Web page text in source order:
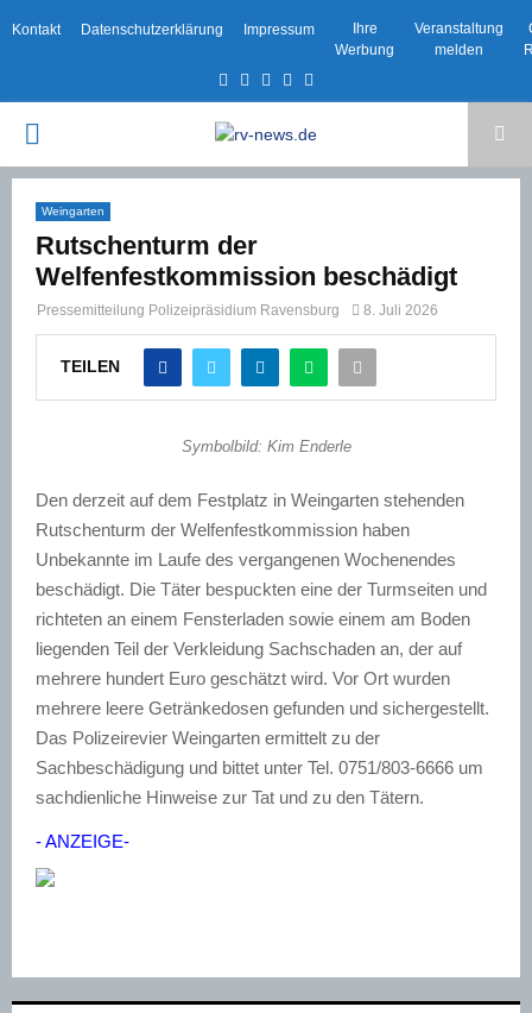
Kontakt Datenschutzerklärung Impressum
Ihre
Werbung
Veranstaltung
melden
Facebook
TwitterInstagram
Email
PRIMARY
MENU
Weingarten
Rutschenturm der
Welfenfestkommission beschädigt
Pressemitteilung Polizeipräsidium Ravensburg 8. Juli 2026
TEILEN
Symbolbild: Kim Enderle
Den derzeit auf dem Festplatz in Weingarten stehenden
Rutschenturm der Welfenfestkommission haben
Unbekannte im Laufe des vergangenen Wochenendes
beschädigt. Die Täter bespuckten eine der Turmseiten und
richteten an einem Fensterladen sowie einem am Boden
liegenden Teil der Verkleidung Sachschaden an, der auf
mehrere hundert Euro geschätzt wird. Vor Ort wurden
mehrere leere Getränkedosen gefunden und sichergestellt.
Das Polizeirevier Weingarten ermittelt zu der
Sachbeschädigung und bittet unter Tel. 0751/803-6666 um
sachdienliche Hinweise zur Tat und zu den Tätern.
- ANZEIGE-